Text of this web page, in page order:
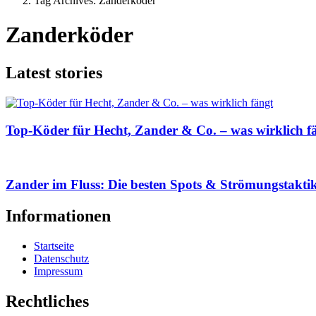
Zanderköder
Latest stories
Top-Köder für Hecht, Zander & Co. – was wirklich
Zander im Fluss: Die besten Spots &
Informationen
Startseite
Datenschutz
Impressum
Rechtliches